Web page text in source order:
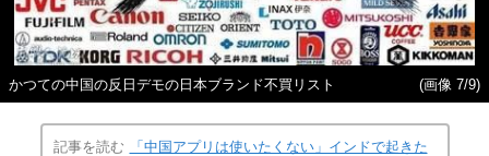
かつての中国の反日デモの日本ブランド不買リスト (画像 7/9)
記事を読む
「中国アプリは使いたくない」インドで起きた